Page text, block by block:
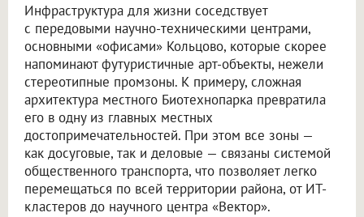
Инфраструктура для жизни соседствует
с передовыми научно-техническими центрами,
основными «офисами» Кольцово, которые скорее
напоминают футуристичные арт-объекты, нежели
стереотипные промзоны. К примеру, сложная
архитектура местного Биотехнопарка превратила
его в одну из главных местных
достопримечательностей. При этом все зоны —
как досуговые, так и деловые — связаны системой
общественного транспорта, что позволяет легко
перемещаться по всей территории района, от ИТ-
кластеров до научного центра «Вектор».